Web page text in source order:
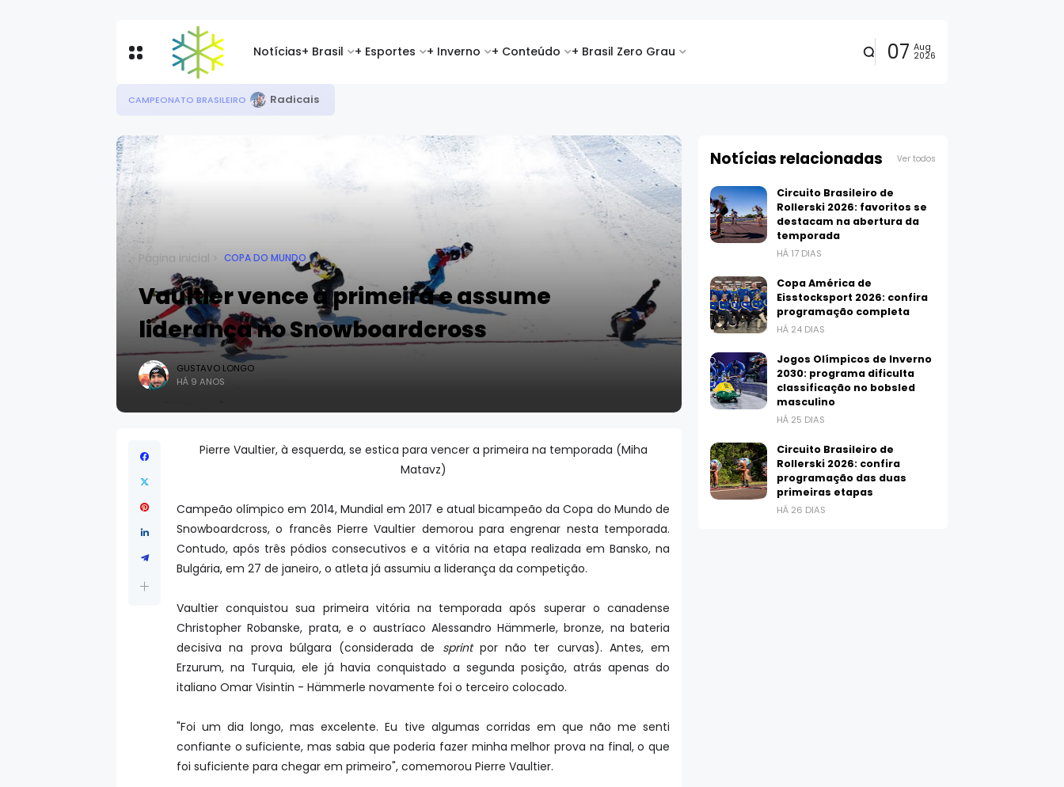
Notícias+ Brasil + Esportes + Inverno + Conteúdo + Brasil Zero Grau 07 Aug
2026
CAMPEONATO BRASILEIRO Radicais
Página inicial COPA DO MUNDO
Vaultier vence a primeira e assume
liderança no Snowboardcross
GUSTAVO LONGO
HÁ 9 ANOS
Pierre Vaultier, à esquerda, se estica para vencer a primeira na temporada (Miha
Matavz)
Campeão olímpico em 2014, Mundial em 2017 e atual bicampeão da Copa do Mundo de
Snowboardcross, o francês Pierre Vaultier demorou para engrenar nesta temporada.
Contudo, após três pódios consecutivos e a vitória na etapa realizada em Bansko, na
Bulgária, em 27 de janeiro, o atleta já assumiu a liderança da competição.
Vaultier conquistou sua primeira vitória na temporada após superar o canadense
Christopher Robanske, prata, e o austríaco Alessandro Hämmerle, bronze, na bateria
decisiva na prova búlgara (considerada de sprintpor não ter curvas). Antes, em
Erzurum, na Turquia, ele já havia conquistado a segunda posição, atrás apenas do
italiano Omar Visintin - Hämmerle novamente foi o terceiro colocado.
"Foi um dia longo, mas excelente. Eu tive algumas corridas em que não me senti
confiante o suficiente, mas sabia que poderia fazer minha melhor prova na final, o que
foi suficiente para chegar em primeiro", comemorou Pierre Vaultier.
Notícias relacionadas Ver todos
Circuito Brasileiro de
Rollerski 2026: favoritos se
destacam na abertura da
temporada
HÁ 17 DIAS
Copa América de
Eisstocksport 2026: confira
programação completa
HÁ 24 DIAS
Jogos Olímpicos de Inverno
2030: programa dificulta
classificação no bobsled
masculino
HÁ 25 DIAS
Circuito Brasileiro de
Rollerski 2026: confira
programação das duas
primeiras etapas
HÁ 26 DIAS